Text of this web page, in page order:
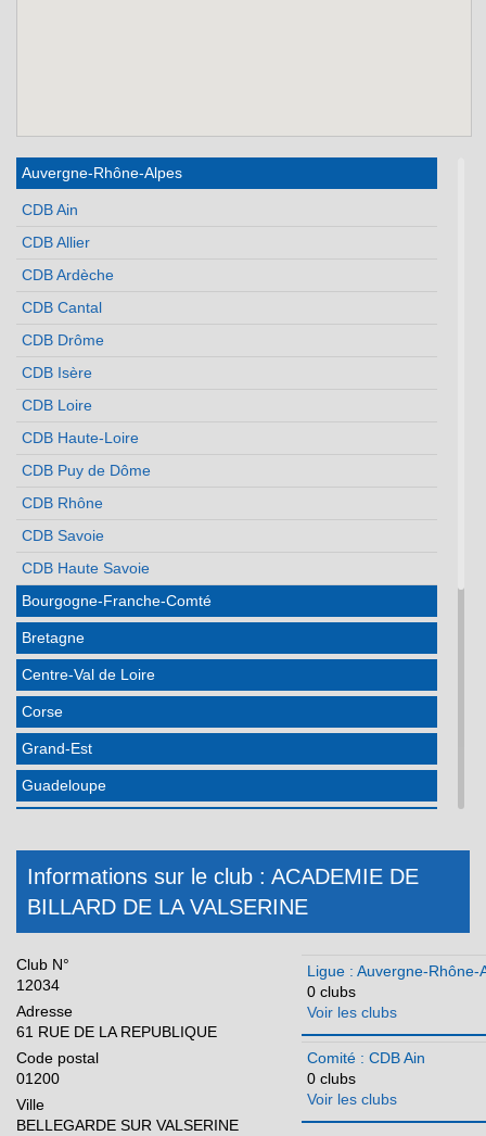
Auvergne-Rhône-Alpes
CDB Ain
CDB Allier
CDB Ardèche
CDB Cantal
CDB Drôme
CDB Isère
CDB Loire
CDB Haute-Loire
CDB Puy de Dôme
CDB Rhône
CDB Savoie
CDB Haute Savoie
Bourgogne-Franche-Comté
Bretagne
Centre-Val de Loire
Corse
Grand-Est
Guadeloupe
Martinique
Méditerranée
Normandie
Nouvelle Aquitaine
Pays de la Loire
Réunion
Informations sur le club : ACADEMIE DE
BILLARD DE LA VALSERINE
Club N°
12034
Adresse
61 RUE DE LA REPUBLIQUE
Code postal
01200
Ville
BELLEGARDE SUR VALSERINE
Ligue : Auvergne-Rhône-
0 clubs
Voir les clubs
Comité : CDB Ain
0 clubs
Voir les clubs